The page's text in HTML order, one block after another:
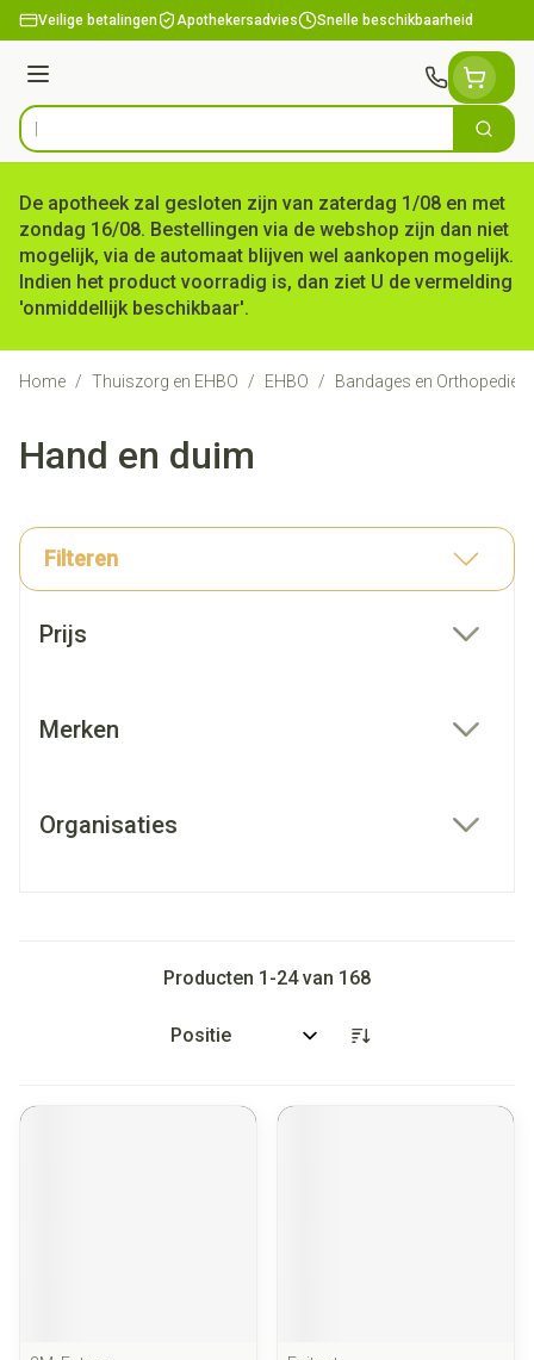
Ga naar de inhoud
Veilige betalingen Apothekersadvies Snelle beschikbaarheid
Menu
Product, merk, categorie... Zoek
De apotheek zal gesloten zijn van zaterdag 1/08 en met
zondag 16/08. Bestellingen via de webshop zijn dan niet
mogelijk, via de automaat blijven wel aankopen mogelijk.
Indien het product voorradig is, dan ziet U de vermelding
'onmiddellijk beschikbaar'.
Home / Thuiszorg en EHBO / EHBO / Bandages en Orthopedie
Hand en duim
Filteren
Prijs
Merken
Organisaties
Producten 1 -24van 168
Sorteer op: